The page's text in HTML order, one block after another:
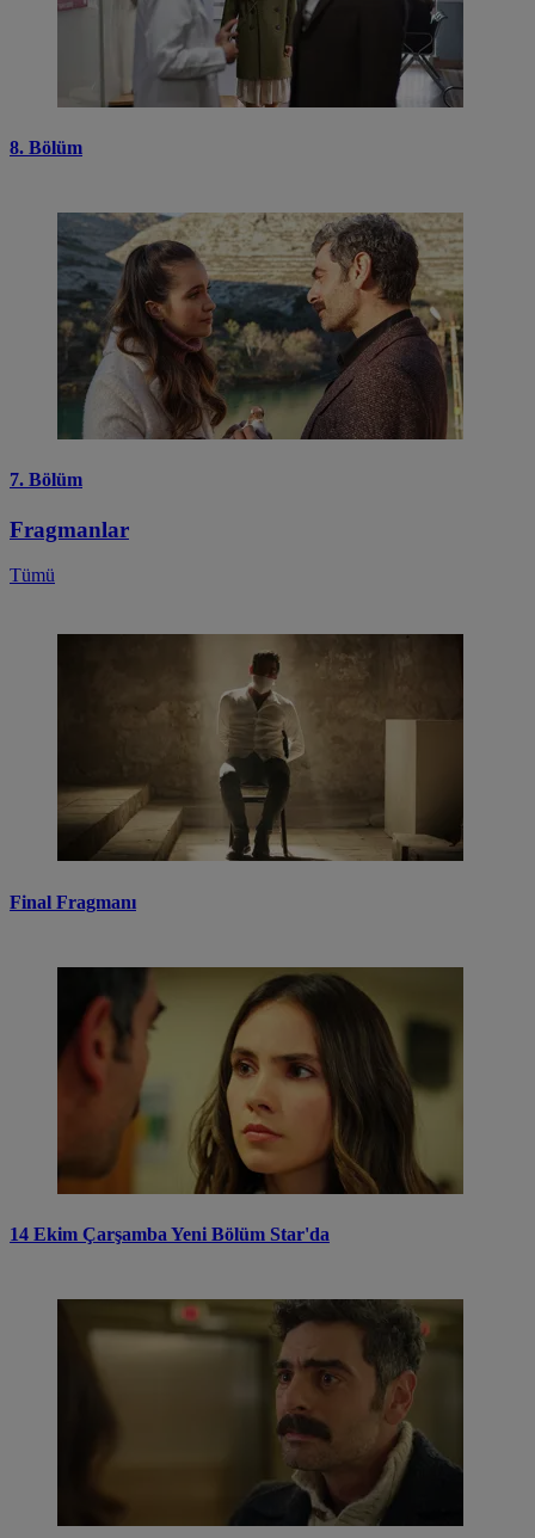
8. Bölüm
7. Bölüm
Fragmanlar
Tümü
Final Fragmanı
14 Ekim Çarşamba Yeni Bölüm Star'da